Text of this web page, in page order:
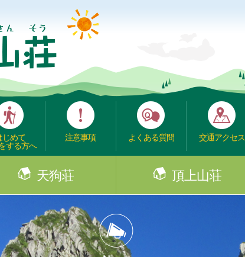
じめて
する方へ
注意事項 よくある質問 交通アクセス
天狗荘 頂上山荘